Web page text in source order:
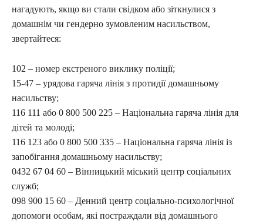
нагадують, якщо ви стали свідком або зіткнулися з
домашнім чи гендерно зумовленим насильством,
звертайтеся:
102 – номер екстреного виклику поліції;
15-47 – урядова гаряча лінія з протидії домашньому
насильству;
116 111 або 0 800 500 225 – Національна гаряча лінія для
дітей та молоді;
116 123 або 0 800 500 335 – Національна гаряча лінія із
запобігання домашньому насильству;
0432 67 04 60 – Вінницький міський центр соціальних
служб;
098 900 15 60 – Денний центр соціально-психологічної
допомоги особам, які постраждали від домашнього